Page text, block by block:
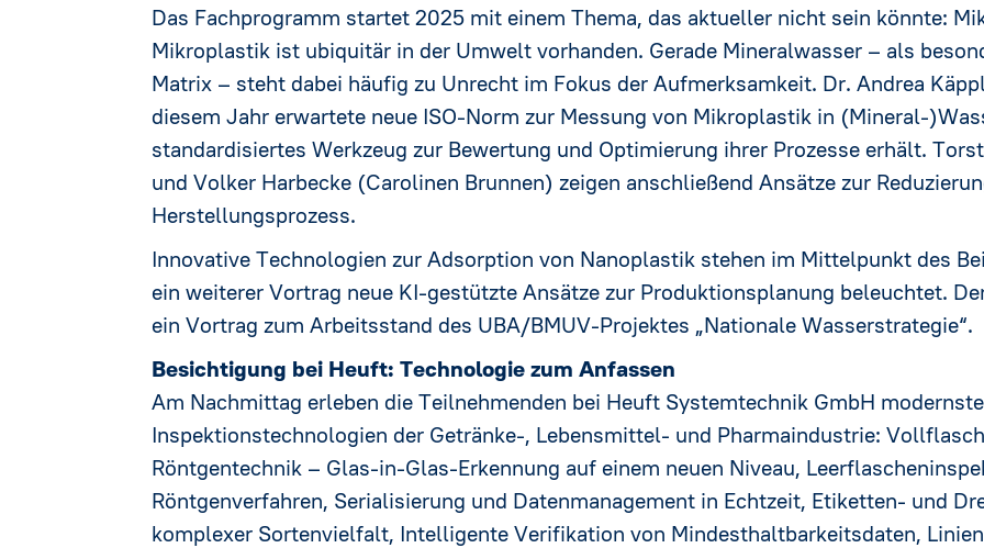
Das Fachprogramm startet 2025 mit einem Thema, das aktueller nicht sein könnte:
Mikroplastik ist ubiquitär in der Umwelt vorhanden. Gerade Mineralwasser – als
Matrix – steht dabei häufig zu Unrecht im Fokus der Aufmerksamkeit. Dr. Andrea
diesem Jahr erwartete neue ISO-Norm zur Messung von Mikroplastik in (Mineral-
standardisiertes Werkzeug zur Bewertung und Optimierung ihrer Prozesse erhält.
und Volker Harbecke (Carolinen Brunnen) zeigen anschließend Ansätze zur
Herstellungsprozess.
Innovative Technologien zur Adsorption von Nanoplastik stehen im Mittelpunkt des
ein weiterer Vortrag neue KI-gestützte Ansätze zur Produktionsplanung beleuchtet.
ein Vortrag zum Arbeitsstand des UBA/BMUV-Projektes „Nationale Wasserstrategie“.
Besichtigung bei Heuft: Technologie zum Anfassen
Am Nachmittag erleben die Teilnehmenden bei Heuft Systemtechnik GmbH
Inspektionstechnologien der Getränke-, Lebensmittel- und Pharmaindustrie:
Röntgentechnik – Glas-in-Glas-Erkennung auf einem neuen Niveau,
Röntgenverfahren, Serialisierung und Datenmanagement in Echtzeit, Etiketten- und
komplexer Sortenvielfalt, Intelligente Verifikation von Mindesthaltbarkeitsdaten,